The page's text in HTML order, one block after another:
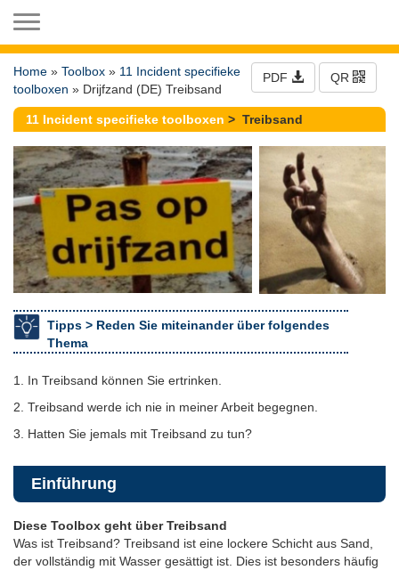
PDF QR
Home » Toolbox » 11 Incident specifieke
toolboxen » Drijfzand (DE) Treibsand
11 Incident specifieke toolboxen > Treibsand
Tipps > Reden Sie miteinander über folgendes
Thema
1. In Treibsand können Sie ertrinken.
2. Treibsand werde ich nie in meiner Arbeit begegnen.
3. Hatten Sie jemals mit Treibsand zu tun?
Einführung
Diese Toolbox geht über Treibsand
Was ist Treibsand? Treibsand ist eine lockere Schicht aus Sand,
der vollständig mit Wasser gesättigt ist. Dies ist besonders häufig